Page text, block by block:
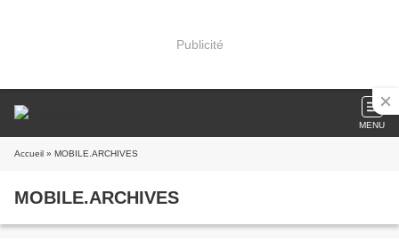
Publicité
MENU
Accueil » MOBILE.ARCHIVES
MOBILE.ARCHIVES